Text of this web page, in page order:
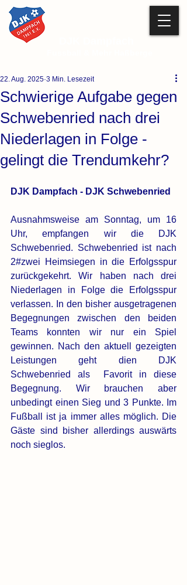
Schwierige Aufgabe gegen
Schwebenried nach drei
Niederlagen in Folge -
gelingt die Trendumkehr?
22. Aug. 2025 3 Min. Lesezeit
DJK Dampfach - DJK Schwebenried
Ausnahmsweise am Sonntag, um 16
Uhr, empfangen wir die DJK
Schwebenried. Schwebenried ist nach
2#zwei Heimsiegen in die Erfolgsspur
zurückgekehrt. Wir haben nach drei
Niederlagen in Folge die Erfolgsspur
verlassen. In den bisher ausgetragenen
Begegnungen zwischen den beiden
Teams konnten wir nur ein Spiel
gewinnen. Nach den aktuell gezeigten
Leistungen geht dien DJK
Schwebenried als  Favorit in diese
Begegnung. Wir brauchen aber
unbedingt einen Sieg und 3 Punkte. Im
Fußball ist ja immer alles möglich. Die
Gäste sind bisher allerdings auswärts
noch sieglos.